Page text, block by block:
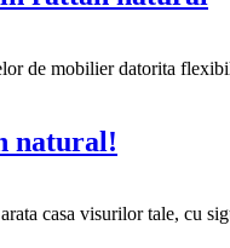
de mobilier datorita
natural!
casa visurilor tale, cu